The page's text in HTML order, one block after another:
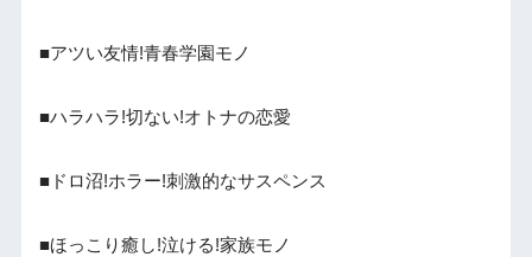
■アツい友情!青春学園モノ
■ハラハラ!切ない!オトナの恋愛
■ドロ沼!ホラー!刺激的なサスペンス
■ほっこり癒し!泣ける!家族モノ